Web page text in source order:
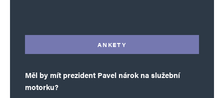
ANKETY
Měl by mít prezident Pavel nárok na služební
motorku?